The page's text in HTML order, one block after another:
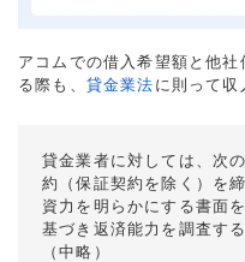
アコムでの借入希望額と他
る際も、 貸金業法 に則って収
貸金業者に対しては、次
約（保証契約を除く）を
資力を明らかにする書面
基づき返済能力を調査す
（中略）